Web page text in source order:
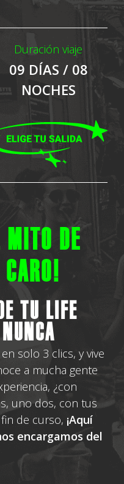
Duración viaje
09 DÍAS / 08
NOCHES
MITO DE
TU LIFE
solo 3 clics, y vive
a mucha gente
¿con
uno dos, con tus
de curso, ¡Aquí
encargamos del